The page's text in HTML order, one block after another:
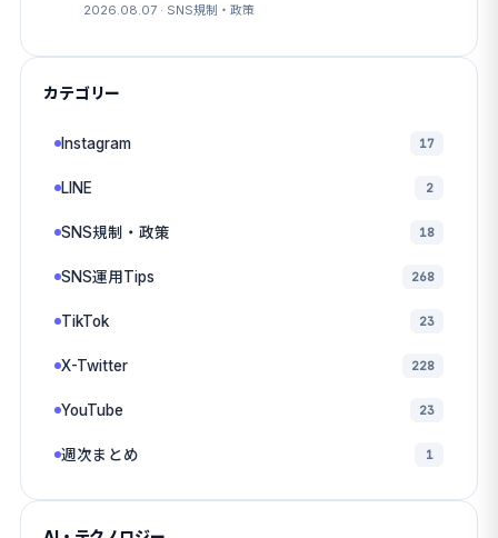
2026.08.07 · SNS規制・政策
カテゴリー
Instagram 17
LINE 2
SNS規制・政策 18
SNS運用Tips 268
TikTok 23
X-Twitter 228
YouTube 23
週次まとめ 1